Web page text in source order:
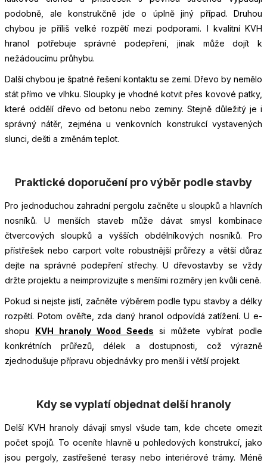
podobně, ale konstrukčně jde o úplně jiný případ. Druhou
chybou je příliš velké rozpětí mezi podporami. I kvalitní KVH
hranol potřebuje správné podepření, jinak může dojít k
nežádoucímu průhybu.
Další chybou je špatné řešení kontaktu se zemí. Dřevo by nemělo
stát přímo ve vlhku. Sloupky je vhodné kotvit přes kovové patky,
které oddělí dřevo od betonu nebo zeminy. Stejně důležitý je i
správný nátěr, zejména u venkovních konstrukcí vystavených
slunci, dešti a změnám teplot.
Praktické doporučení pro výběr podle stavby
Pro jednoduchou zahradní pergolu začněte u sloupků a hlavních
nosníků. U menších staveb může dávat smysl kombinace
čtvercových sloupků a vyšších obdélníkových nosníků. Pro
přístřešek nebo carport volte robustnější průřezy a větší důraz
dejte na správné podepření střechy. U dřevostavby se vždy
držte projektu a neimprovizujte s menšími rozměry jen kvůli ceně.
Pokud si nejste jistí, začněte výběrem podle typu stavby a délky
rozpětí. Potom ověřte, zda daný hranol odpovídá zatížení. U e-
shopu KVH hranoly Wood Seeds si můžete vybírat podle
konkrétních průřezů, délek a dostupnosti, což výrazně
zjednodušuje přípravu objednávky pro menší i větší projekt.
Kdy se vyplatí objednat delší hranoly
Delší KVH hranoly dávají smysl všude tam, kde chcete omezit
počet spojů. To oceníte hlavně u pohledových konstrukcí, jako
jsou pergoly, zastřešené terasy nebo interiérové trámy. Méně